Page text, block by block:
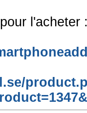
l'acheter